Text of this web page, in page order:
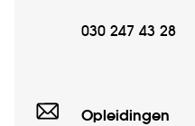
030 247 43 28
Opleidingen